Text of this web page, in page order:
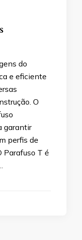
do
e eficiente
O
garantir
perfis de
Parafuso T é